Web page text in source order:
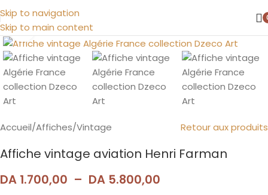
Skip to navigation
Skip to main content
Agrandir
Accueil/Affiches/Vintage Retour aux produits
Affiche vintage aviation Henri Farman
DA 1.700,00 – DA 5.800,00